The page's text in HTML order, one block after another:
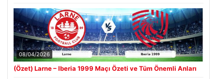
08/04/2026
(Özet) Larne – Iberia 1999 Maçı Özeti ve Tüm Önemli Anları